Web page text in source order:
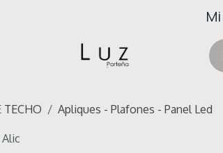
Deco & Hogar Ayuda
TECHO Apliques - Plafones - Panel Led